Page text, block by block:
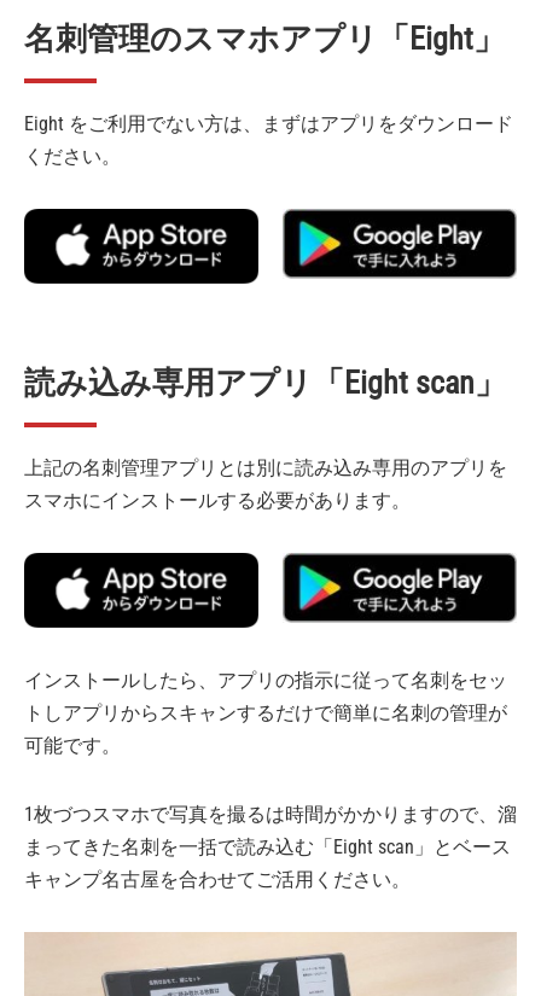
名刺管理のスマホアプリ「Eight」
Eight をご利用でない方は、まずはアプリをダウンロード
ください。
読み込み専用アプリ「Eight scan」
上記の名刺管理アプリとは別に読み込み専用のアプリを
スマホにインストールする必要があります。
インストールしたら、アプリの指示に従って名刺をセッ
トしアプリからスキャンするだけで簡単に名刺の管理が
可能です。
1枚づつスマホで写真を撮るは時間がかかりますので、溜
まってきた名刺を一括で読み込む「Eight scan」とベース
キャンプ名古屋を合わせてご活用ください。